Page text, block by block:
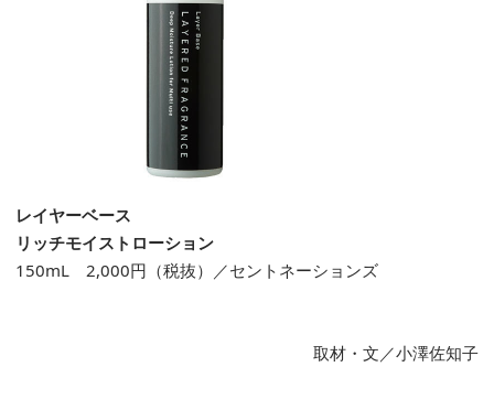
レイヤーベース
リッチモイストローション
150mL 2,000円（税抜）／セントネーションズ
取材・文／小澤佐知子